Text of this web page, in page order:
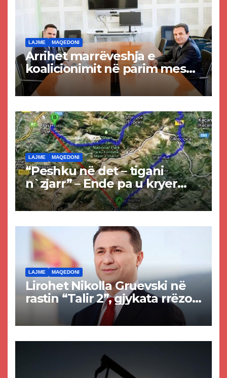
LAJME MAQEDONI
Arrihet marrëveshja e
koalicionimit në parim mes
Kurtit dhe Abdixhikut
LAJME MAQEDONI
“Peshku në det – tigani
n`zjarr” – Ende pa u kryer
projekti i tunelit, komuna e
Tetovës nis punimet për
LAJME MAQEDONI
Lirohet Nikolla Gruevski në
rastin “Talir 2”, gjykata rrëzon
akuzat për ndërtimin e
paligjshëm të selisë së